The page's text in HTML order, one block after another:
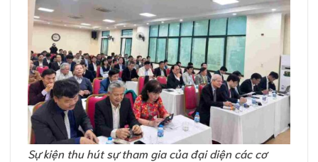
Sự kiện thu hút sự tham gia của đại diện các cơ